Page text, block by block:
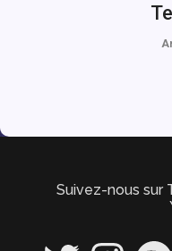
Suivez-nous sur
Twitter InstagramSpotify